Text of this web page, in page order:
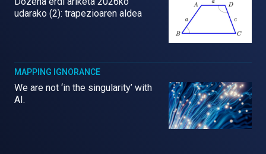
udarako (2): trapezioaren aldea
MAPPING IGNORANCE
We are not ‘in the singularity’ with
AI.